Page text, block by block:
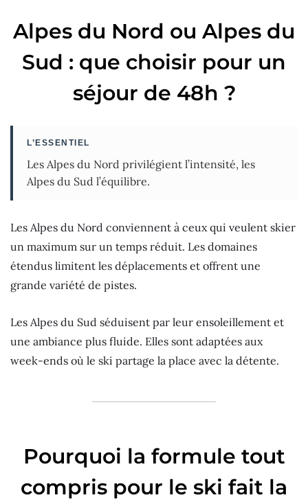
Alpes du Nord ou Alpes du
Sud : que choisir pour un
séjour de 48h ?
L’ESSENTIEL
Les Alpes du Nord privilégient l’intensité, les
Alpes du Sud l’équilibre.
Les Alpes du Nord conviennent à ceux qui veulent skier
un maximum sur un temps réduit. Les domaines
étendus limitent les déplacements et offrent une
grande variété de pistes.
Les Alpes du Sud séduisent par leur ensoleillement et
une ambiance plus fluide. Elles sont adaptées aux
week-ends où le ski partage la place avec la détente.
Pourquoi la formule tout
compris pour le ski fait la